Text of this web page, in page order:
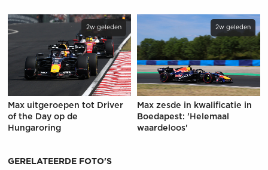
2w geleden
Max uitgeroepen tot Driver
of the Day op de
Hungaroring
2w geleden
Max zesde in kwalificatie in
Boedapest: 'Helemaal
waardeloos'
GERELATEERDE FOTO'S